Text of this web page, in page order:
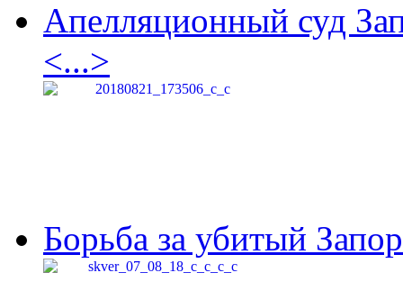
Апелляционный суд
<...>
Борьба за убитый